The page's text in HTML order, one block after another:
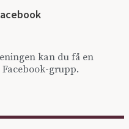
kan du få en
grupp.